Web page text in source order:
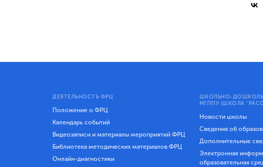
ДЕЯТЕЛЬНОСТЬ ФРЦ
Положение о ФРЦ
Календарь событий
Видеозаписи и материалы мероприятий ФРЦ
Библиотека методических материалов ФРЦ
Онлайн-диагностики
ШКОЛЬНО-
МГППУ (ШКОЛА
Новости школы
Сведения об
Дополнительные
Электронная
образовательная